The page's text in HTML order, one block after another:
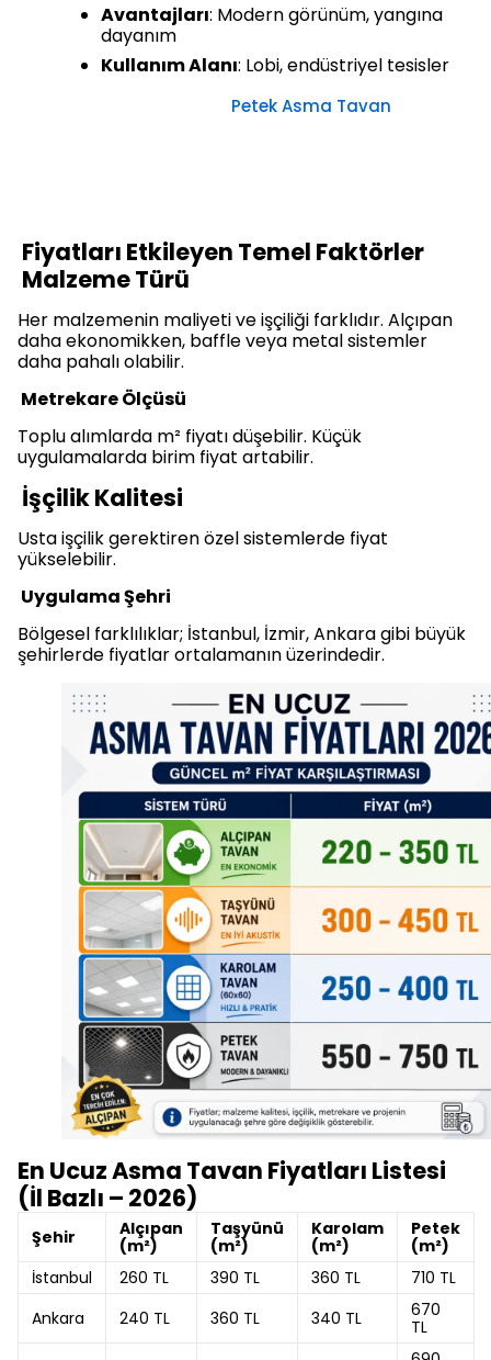
Avantajları: Modern görünüm, yangına
dayanım
Kullanım Alanı: Lobi, endüstriyel tesisler
Petek Asma Tavan
Fiyatları Etkileyen Temel Faktörler
Malzeme Türü
Her malzemenin maliyeti ve işçiliği farklıdır. Alçıpan
daha ekonomikken, baffle veya metal sistemler
daha pahalı olabilir.
Metrekare Ölçüsü
Toplu alımlarda m² fiyatı düşebilir. Küçük
uygulamalarda birim fiyat artabilir.
İşçilik Kalitesi
Usta işçilik gerektiren özel sistemlerde fiyat
yükselebilir.
Uygulama Şehri
Bölgesel farklılıklar; İstanbul, İzmir, Ankara gibi büyük
şehirlerde fiyatlar ortalamanın üzerindedir.
En Ucuz Asma Tavan Fiyatları Listesi
(İl Bazlı – 2026)
Şehir
Alçıpan
(m²)
Taşyünü
(m²)
Karolam
(m²)
Petek
(m²)
İstanbul
260 TL 390 TL 360 TL
710 TL
Ankara
240 TL 360 TL 340 TL
670
TL